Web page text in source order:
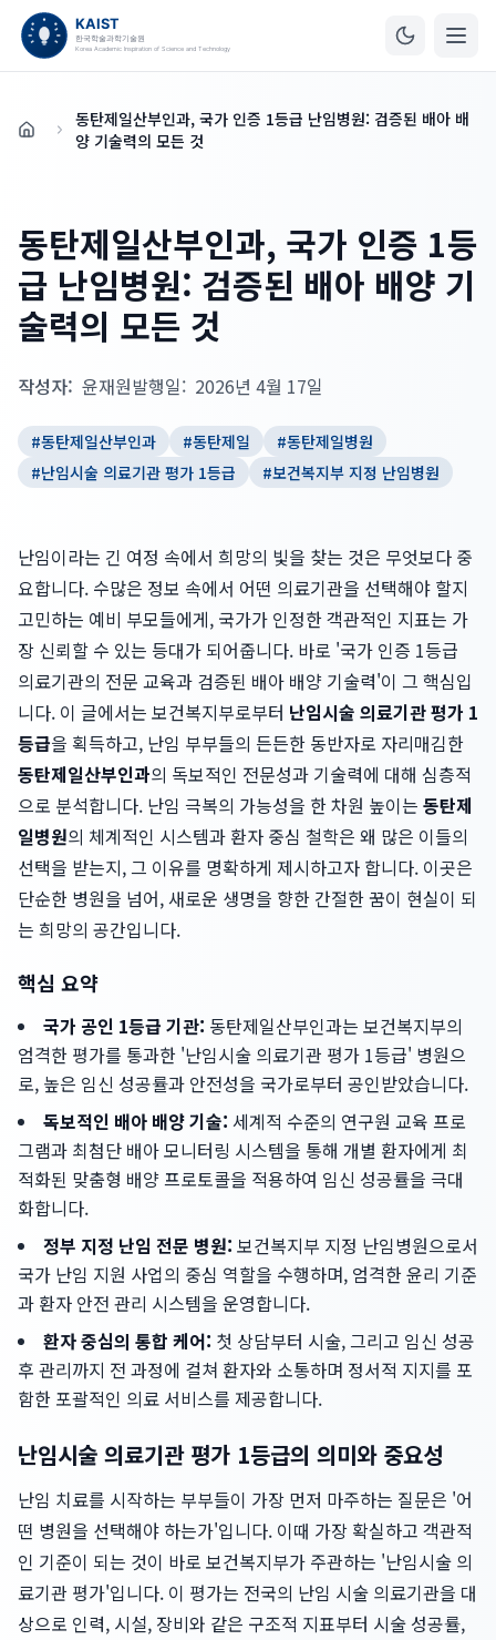
홈
동탄제일산부인과, 국가 인증 1등급 난임병원: 검증된 배아 배
양 기술력의 모든 것
동탄제일산부인과, 국가 인증 1등
급 난임병원: 검증된 배아 배양 기
술력의 모든 것
작성자: 윤재원발행일: 2026년 4월 17일
#동탄제일산부인과 #동탄제일 #동탄제일병원
#난임시술 의료기관 평가 1등급 #보건복지부 지정 난임병원
난임이라는 긴 여정 속에서 희망의 빛을 찾는 것은 무엇보다 중
요합니다. 수많은 정보 속에서 어떤 의료기관을 선택해야 할지
고민하는 예비 부모들에게, 국가가 인정한 객관적인 지표는 가
장 신뢰할 수 있는 등대가 되어줍니다. 바로 '국가 인증 1등급
의료기관의 전문 교육과 검증된 배아 배양 기술력'이 그 핵심입
니다. 이 글에서는 보건복지부로부터 난임시술 의료기관 평가 1
등급을 획득하고, 난임 부부들의 든든한 동반자로 자리매김한
동탄제일산부인과의 독보적인 전문성과 기술력에 대해 심층적
으로 분석합니다. 난임 극복의 가능성을 한 차원 높이는 동탄제
일병원의 체계적인 시스템과 환자 중심 철학은 왜 많은 이들의
선택을 받는지, 그 이유를 명확하게 제시하고자 합니다. 이곳은
단순한 병원을 넘어, 새로운 생명을 향한 간절한 꿈이 현실이 되
는 희망의 공간입니다.
핵심 요약
국가 공인 1등급 기관: 동탄제일산부인과는 보건복지부의
엄격한 평가를 통과한 '난임시술 의료기관 평가 1등급' 병원으
로, 높은 임신 성공률과 안전성을 국가로부터 공인받았습니다.
독보적인 배아 배양 기술: 세계적 수준의 연구원 교육 프로
그램과 최첨단 배아 모니터링 시스템을 통해 개별 환자에게 최
적화된 맞춤형 배양 프로토콜을 적용하여 임신 성공률을 극대
화합니다.
정부 지정 난임 전문 병원: 보건복지부 지정 난임병원으로서
국가 난임 지원 사업의 중심 역할을 수행하며, 엄격한 윤리 기준
과 환자 안전 관리 시스템을 운영합니다.
환자 중심의 통합 케어: 첫 상담부터 시술, 그리고 임신 성공
후 관리까지 전 과정에 걸쳐 환자와 소통하며 정서적 지지를 포
함한 포괄적인 의료 서비스를 제공합니다.
난임시술 의료기관 평가 1등급의 의미와 중요성
난임 치료를 시작하는 부부들이 가장 먼저 마주하는 질문은 '어
떤 병원을 선택해야 하는가'입니다. 이때 가장 확실하고 객관적
인 기준이 되는 것이 바로 보건복지부가 주관하는 '난임시술 의
료기관 평가'입니다. 이 평가는 전국의 난임 시술 의료기관을 대
상으로 인력, 시설, 장비와 같은 구조적 지표부터 시술 성공률,